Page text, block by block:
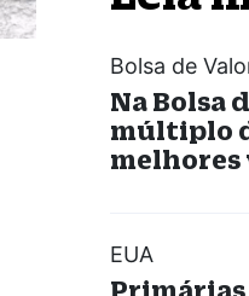
Bolsa de
Na Bolsa
múltiplo
melhores
EUA
Primárias